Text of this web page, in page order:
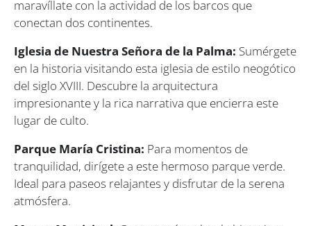
maravíllate con la actividad de los barcos que
conectan dos continentes.
Iglesia de Nuestra Señora de la Palma: Sumérgete
en la historia visitando esta iglesia de estilo neogótico
del siglo XVIII. Descubre la arquitectura
impresionante y la rica narrativa que encierra este
lugar de culto.
Parque María Cristina: Para momentos de
tranquilidad, dirígete a este hermoso parque verde.
Ideal para paseos relajantes y disfrutar de la serena
atmósfera.